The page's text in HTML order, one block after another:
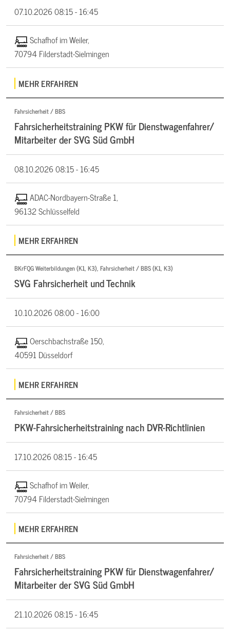
07.10.202608:15 - 16:45
Schafhof im Weiler,
70794 Filderstadt-Sielmingen
MEHR ERFAHREN
Fahrsicherheit / BBS
Fahrsicherheitstraining PKW für Dienstwagenfahrer/
Mitarbeiter der SVG Süd GmbH
08.10.202608:15 - 16:45
ADAC-Nordbayern-Straße 1,
96132 Schlüsselfeld
MEHR ERFAHREN
BKrFQG Weiterbildungen (K1, K3), Fahrsicherheit / BBS (K1, K3)
SVG Fahrsicherheit und Technik
10.10.202608:00 - 16:00
Oerschbachstraße 150,
40591 Düsseldorf
MEHR ERFAHREN
Fahrsicherheit / BBS
PKW-Fahrsicherheitstraining nach DVR-Richtlinien
17.10.202608:15 - 16:45
Schafhof im Weiler,
70794 Filderstadt-Sielmingen
MEHR ERFAHREN
Fahrsicherheit / BBS
Fahrsicherheitstraining PKW für Dienstwagenfahrer/
Mitarbeiter der SVG Süd GmbH
21.10.202608:15 - 16:45